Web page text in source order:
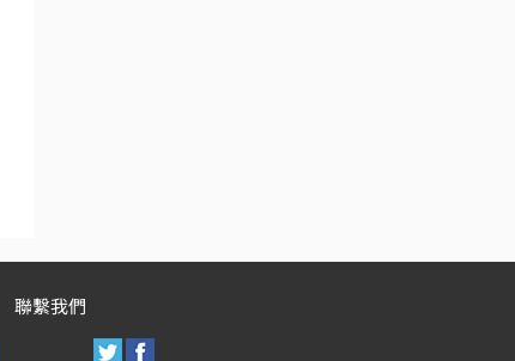
聯繫我們